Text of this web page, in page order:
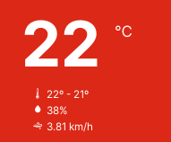
22 ℃
22º - 21º
38%
3.81 km/h